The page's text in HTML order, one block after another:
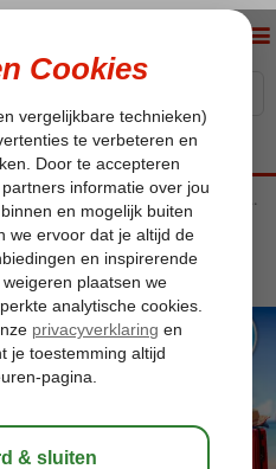
Puerto de Mogan Fly & Go Cordial Mogan Valle
Valle